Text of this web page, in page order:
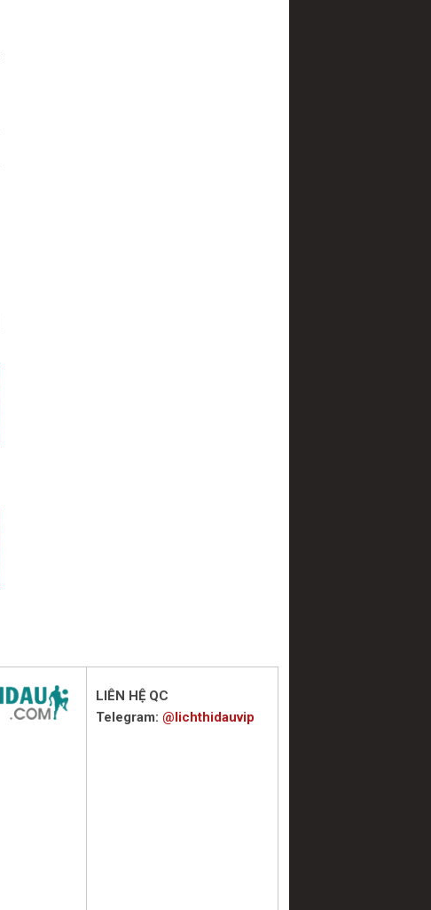
LIÊN HỆ QC
Telegram: @lichthidauvip